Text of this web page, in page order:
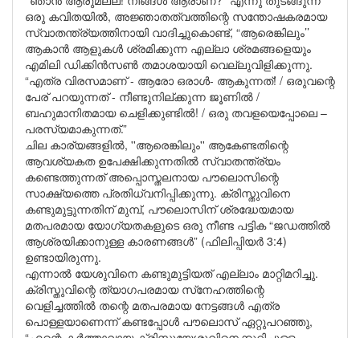
ഒരു കവിതയിൽ, അജ്ഞാതത്വത്തിന്റെ സന്തോഷകരമായ
സ്വാതന്ത്ര്യത്തിനായി വാദിച്ചുകൊണ്ട്, “ആരെങ്കിലും’’
ആകാൻ ആളുകൾ ശ്രമിക്കുന്ന എല്ലാ ശ്രമങ്ങളെയും
എമിലി ഡിക്കിൻസൺ തമാശയായി വെല്ലുവിളിക്കുന്നു.
“എത്ര വിരസമാണ് - ആരോ ഒരാൾ- ആകുന്നത്! / ഒരുവന്റെ
പേര് പറയുന്നത് - നീണ്ടുനില്ക്കുന്ന ജൂണിൽ /
ബഹുമാനിതമായ ചെളിക്കുണ്ടിൽ! / ഒരു തവളയെപ്പോലെ –
പരസ്യമാകുന്നത്.”
ചില കാര്യങ്ങളിൽ, ''ആരെങ്കിലും'' ആകേണ്ടതിന്റെ
ആവശ്യകത ഉപേക്ഷിക്കുന്നതിൽ സ്വാതന്ത്ര്യം
കണ്ടെത്തുന്നത് അപ്പൊസ്തലനായ പൗലൊസിന്റെ
സാക്ഷ്യത്തെ പ്രതിധ്വനിപ്പിക്കുന്നു. ക്രിസ്തുവിനെ
കണ്ടുമുട്ടുന്നതിന് മുമ്പ്, പൗലൊസിന് ശ്രദ്ധേയമായ
മതപരമായ യോഗ്യതകളുടെ ഒരു നീണ്ട പട്ടിക “ജഡത്തിൽ
ആശ്രയിക്കാനുള്ള കാരണങ്ങൾ” (ഫിലിപ്പിയർ 3:4)
ഉണ്ടായിരുന്നു.
എന്നാൽ യേശുവിനെ കണ്ടുമുട്ടിയത് എല്ലാം മാറ്റിമറിച്ചു.
ക്രിസ്തുവിന്റെ ത്യാഗപരമായ സ്‌നേഹത്തിന്റെ
വെളിച്ചത്തിൽ തന്റെ മതപരമായ നേട്ടങ്ങൾ എത്ര
പൊള്ളയാണെന്ന് കണ്ടപ്പോൾ പൗലൊസ് ഏറ്റുപറഞ്ഞു,